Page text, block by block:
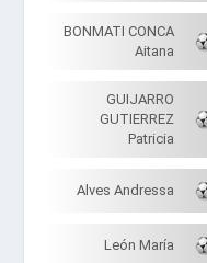
BONMATI CONCA
Aitana
GUIJARRO
GUTIERREZ
Patricia
Alves Andressa
León María